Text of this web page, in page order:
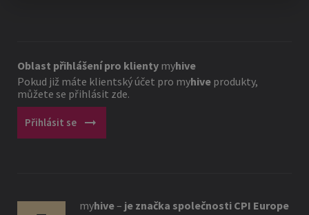
Oblast přihlášení pro klienty myhive
Pokud již máte klientský účet pro myhive produkty,
můžete se přihlásit zde.
Přihlásit se arrow_right_alt
myhive– je značka společnosti CPI Europe